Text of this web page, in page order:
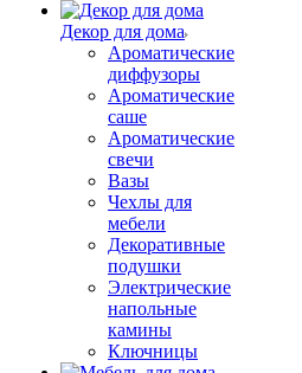
Декор для дома
Ароматические
диффузоры
Ароматические
саше
Ароматические
свечи
Вазы
Чехлы для
мебели
Декоративные
подушки
Электрические
напольные
камины
Ключницы